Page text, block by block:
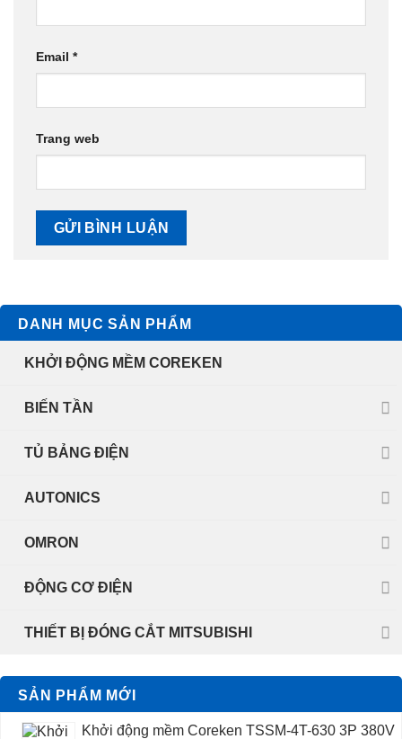
Email *
Trang web
DANH MỤC SẢN PHẨM
KHỞI ĐỘNG MỀM COREKEN
BIẾN TẦN
TỦ BẢNG ĐIỆN
AUTONICS
OMRON
ĐỘNG CƠ ĐIỆN
THIẾT BỊ ĐÓNG CẮT MITSUBISHI
SẢN PHẨM MỚI
Khởi động mềm Coreken TSSM-4T-630 3P 380V